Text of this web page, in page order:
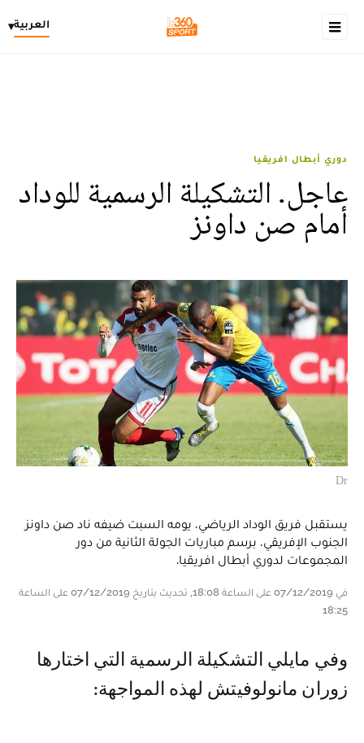
العربية▾
دوري أبطال افريقيا
عاجل. التشكيلة الرسمية للوداد
أمام صن داونز
Dr
يستقبل فريق الوداد الرياضي، يومه السبت ضيفه ناد صن داونز
الجنوب الإفريقي، برسم مباريات الجولة الثانية من دور
المجموعات لدوري أبطال افريقيا.
في 07/12/2019 على الساعة 18:08, تحديث بتاريخ 07/12/2019 على الساعة
18:25
وفي مايلي التشكيلة الرسمية التي اختارها
زوران مانولوفيتش لهذه المواجهة: